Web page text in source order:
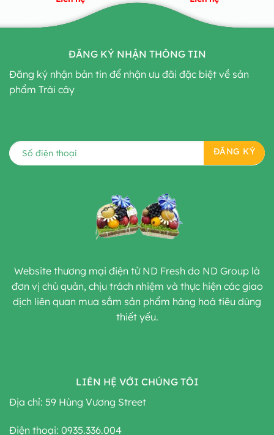
ĐĂNG KÝ NHẬN THÔNG TIN
Đăng ký nhận bản tin để nhận ưu đãi đặc biệt về sản
phẩm Trái cây
Website thương mại điện tử ND Fresh do ND Group là
đơn vị chủ quản, chịu trách nhiệm và thực hiện các giao
dịch liên quan mua sắm sản phẩm hàng hoá tiêu dùng
thiết yếu.
LIÊN HỆ VỚI CHÚNG TÔI
Địa chỉ: 59 Hùng Vương Street
Điện thoại: 0935.336.004